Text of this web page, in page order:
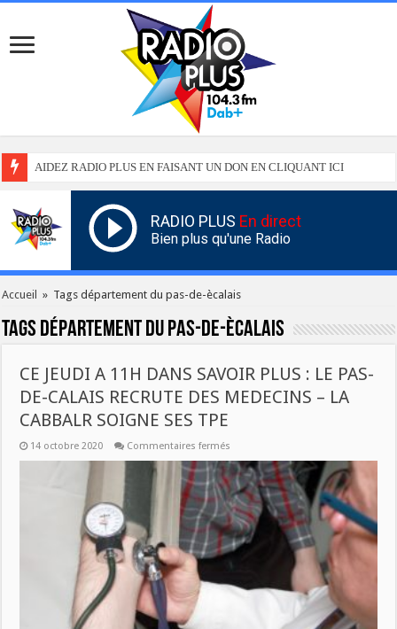
AIDEZ RADIO PLUS EN FAISANT UN DON EN CLIQUANT ICI
RADIO PLUS En direct
Bien plus qu'une Radio
Accueil » Tags département du pas-de-ècalais
Tags département du pas-de-ècalais
CE JEUDI A 11H DANS SAVOIR PLUS : LE PAS-
DE-CALAIS RECRUTE DES MEDECINS – LA
CABBALR SOIGNE SES TPE
14 octobre 2020 Commentaires fermés
JEUDI
A
11H
DANS
SAVOIR
PLUS
:
LE
PAS-
CALAIS
RECRUTE